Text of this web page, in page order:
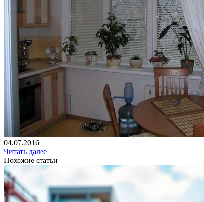
04.07.2016
Читать далее
Похожие статьи